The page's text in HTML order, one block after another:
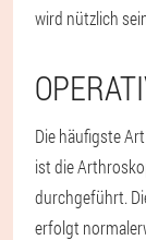
wird nützlich
Die häufigste
ist die
durchgeführt.
erfolgt